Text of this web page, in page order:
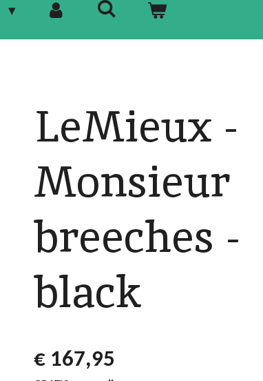
LeMieux -
Monsieur
breeches -
black
€ 167,95